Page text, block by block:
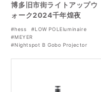
博多旧市街ライトアップウ
ォーク2024千年煌夜
#hess
#LOW POLEluminaire
#MEYER
#Nightspot B Gobo Projector